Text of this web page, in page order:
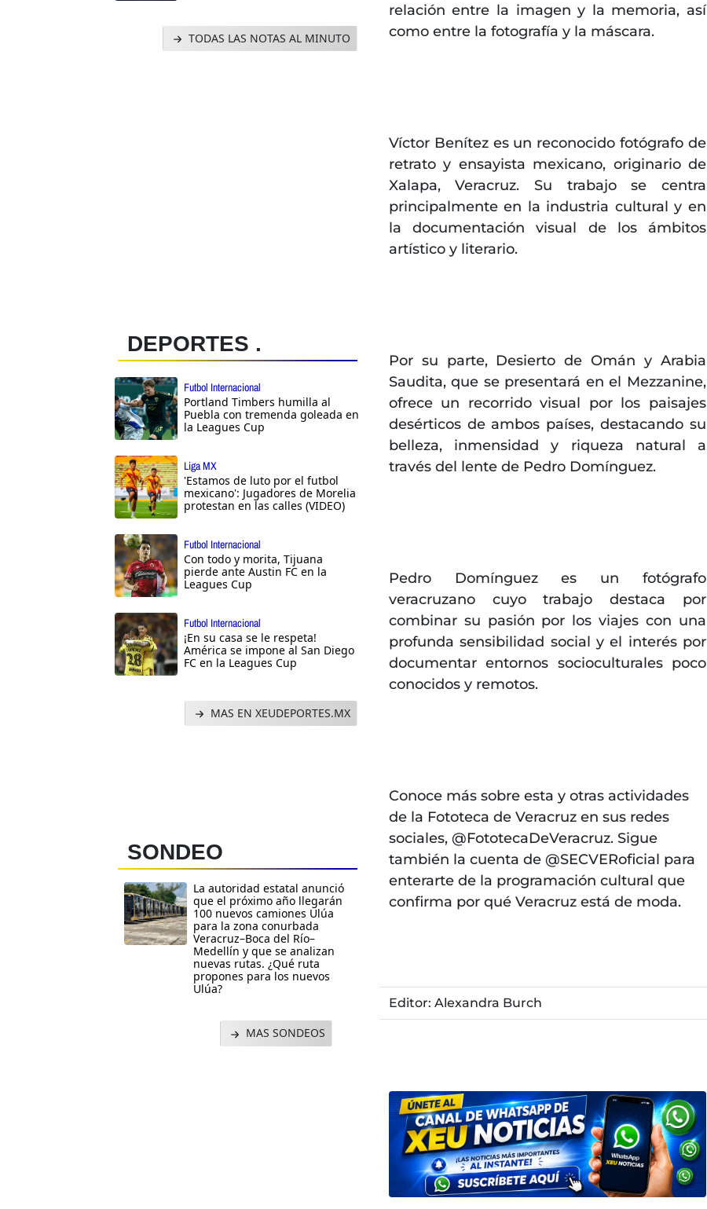
TODAS LAS NOTAS AL MINUTO
DEPORTES .
Futbol Internacional
Portland Timbers humilla al
Puebla con tremenda goleada en
la Leagues Cup
Liga MX
'Estamos de luto por el futbol
mexicano': Jugadores de Morelia
protestan en las calles (VIDEO)
Futbol Internacional
Con todo y morita, Tijuana
pierde ante Austin FC en la
Leagues Cup
Futbol Internacional
¡En su casa se le respeta!
América se impone al San Diego
FC en la Leagues Cup
MAS EN XEUDEPORTES.MX
SONDEO
La autoridad estatal anunció
que el próximo año llegarán
100 nuevos camiones Ulúa
para la zona conurbada
Veracruz–Boca del Río–
Medellín y que se analizan
nuevas rutas. ¿Qué ruta
propones para los nuevos
Ulúa?
MAS SONDEOS
relación entre la imagen y la memoria, así
como entre la fotografía y la máscara.
Víctor Benítez es un reconocido fotógrafo de
retrato y ensayista mexicano, originario de
Xalapa, Veracruz. Su trabajo se centra
principalmente en la industria cultural y en
la documentación visual de los ámbitos
artístico y literario.
Por su parte, Desierto de Omán y Arabia
Saudita, que se presentará en el Mezzanine,
ofrece un recorrido visual por los paisajes
desérticos de ambos países, destacando su
belleza, inmensidad y riqueza natural a
través del lente de Pedro Domínguez.
Pedro Domínguez es un fotógrafo
veracruzano cuyo trabajo destaca por
combinar su pasión por los viajes con una
profunda sensibilidad social y el interés por
documentar entornos socioculturales poco
conocidos y remotos.
Conoce más sobre esta y otras actividades
de la Fototeca de Veracruz en sus redes
sociales, @FototecaDeVeracruz. Sigue
también la cuenta de @SECVERoficial para
enterarte de la programación cultural que
confirma por qué Veracruz está de moda.
Editor: Alexandra Burch